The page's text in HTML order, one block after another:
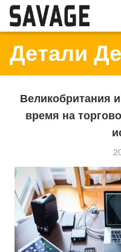
Детали
Великобритания
время на